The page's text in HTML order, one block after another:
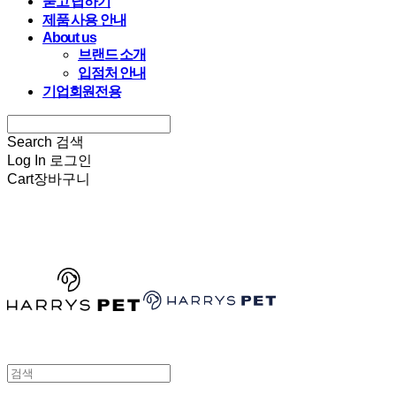
제품 사용 안내
About us
브랜드 소개
입점처 안내
기업회원전용
Search 검색
Log In 로그인
Cart장바구니